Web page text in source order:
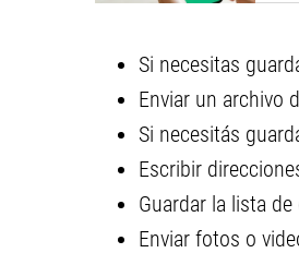
Si necesitas
Enviar un archivo
Si necesitás
Escribir
Guardar la lista
Enviar fotos o